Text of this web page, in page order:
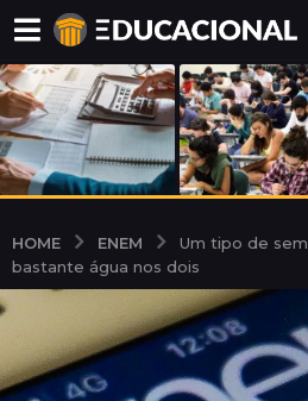
HOME ENEM
Um tipo de
bastante água nos dois